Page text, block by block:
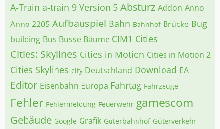
A-Train a-train 9 Version 5 Absturz Addon Anno
Anno 2205 Aufbauspiel Bahn Bahnhof Brücke Bug
building Bus Busse Bäume CIM1 Cities
Cities: Skylines Cities in Motion Cities in Motion 2
Cities Skylines city Deutschland Download EA
Editor Eisenbahn Europa Fahrtag Fahrzeuge
Fehler Fehlermeldung Feuerwehr gamescom
Gebäude Google Grafik Güterbahnhof Güterverkehr